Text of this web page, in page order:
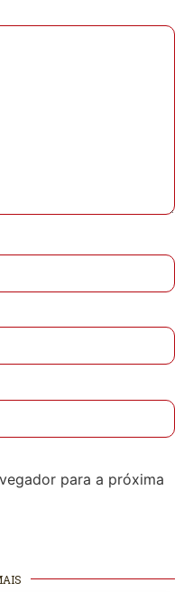
para a próxima